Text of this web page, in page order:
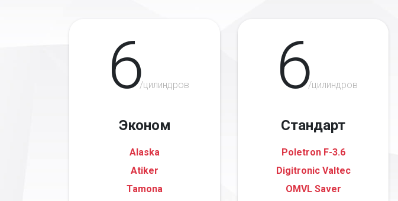
6/цилиндров
Эконом
Alaska
Atiker
Tamona
6/цилиндров
Стандарт
Poletron F-3.6
Digitronic Valtec
OMVL Saver